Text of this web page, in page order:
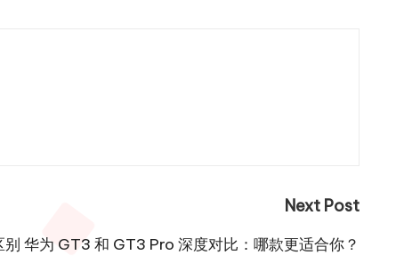
Next Post
华为 GT3 和 GT3 Pro 深度对比：哪款更适合你？​